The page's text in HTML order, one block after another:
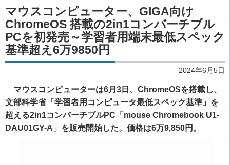
マウスコンピューター、GIGA向け
ChromeOS 搭載の2in1コンバーチブル
PCを初発売～学習者用端末最低スペック
基準超え6万9850円
2024年6月5日
マウスコンピューターは6月3日、ChromeOSを搭載し、
文部科学省「学習者用コンピュータ最低スペック基準」を
超える2in1コンバーチブルPC「mouse Chromebook U1-
DAU01GY-A」を販売開始した。価格は6万9,850円。